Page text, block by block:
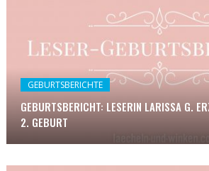
GEBURTSBERICHTE
GEBURTSBERICHT: LESERIN LARISSA G.
2. GEBURT